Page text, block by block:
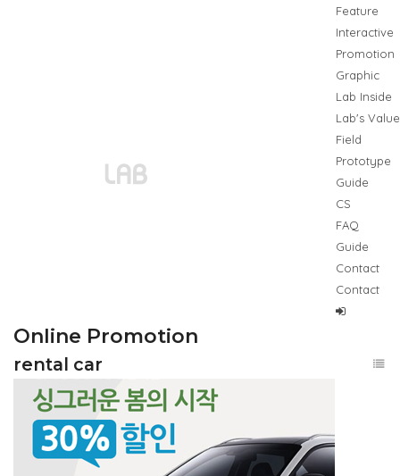
Feature
Interactive
Promotion
Graphic
Lab Inside
Lab's Value
Field
Prototype
Guide
CS
FAQ
Guide
Contact
Contact
Online Promotion
rental car